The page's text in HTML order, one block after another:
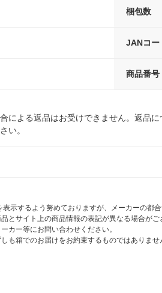
梱包数
JANコー
商品番号
による返品はお受けできません。返品
い。
示するよう努めておりますが、メーカーの都
とサイト上の商品情報の表記が異なる場合が
カー等にお問い合わせください。
も箱でのお届けをお約束するものではありま